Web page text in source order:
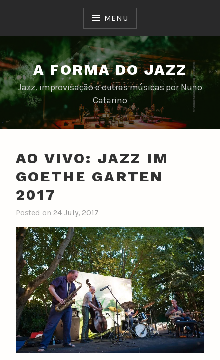
MENU
A FORMA DO JAZZ
Jazz, improvisação e outras músicas por Nuno
Catarino
AO VIVO: JAZZ IM
GOETHE GARTEN
2017
Posted on 24 July, 2017
y
n
u
n
o
c
a
t
a
r
i
n